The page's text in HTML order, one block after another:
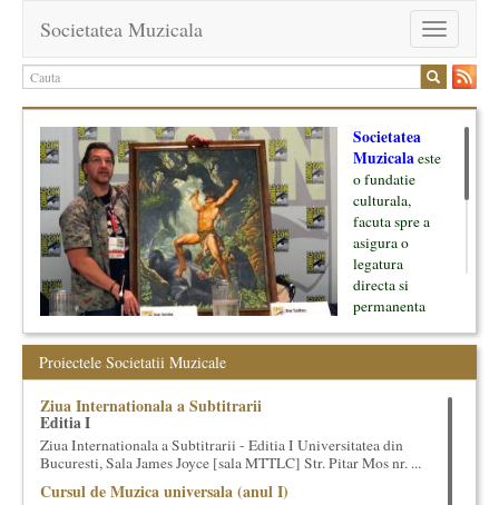
Toggle
navigation
Societatea Muzicala
Societatea
Muzicalaeste
o fundatie
culturala,
facuta spre a
asigura o
legatura
directa si
permanenta
oamenii ei, pe
inceput cu muzica clasica - si de aici numele -, insa acum
dezvoltam proiecte si in alte domenii ale culturii.
Facem management cultural, dezvoltam si administram proiecte
proprii sau preluate, modele si sisteme de finantare, marketing
Proiectele Societatii Muzicale
Ziua Internationala a Subtitrarii
Editia I
Ziua Internationala a Subtitrarii - Editia I Universitatea din
Bucuresti, Sala James Joyce [sala MTTLC] Str. Pitar Mos nr. ...
Cursul de Muzica universala (anul I)